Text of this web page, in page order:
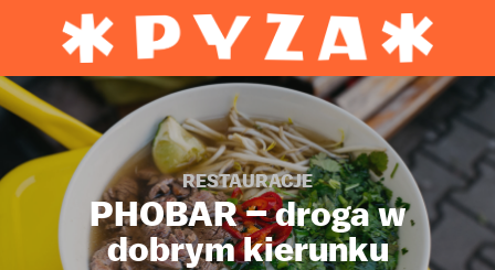
RESTAURACJE
PHOBAR – droga w
dobrym kierunku